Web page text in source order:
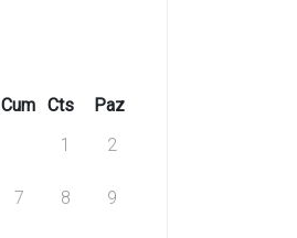
Cum Cts
Paz
1
2
7 8 9